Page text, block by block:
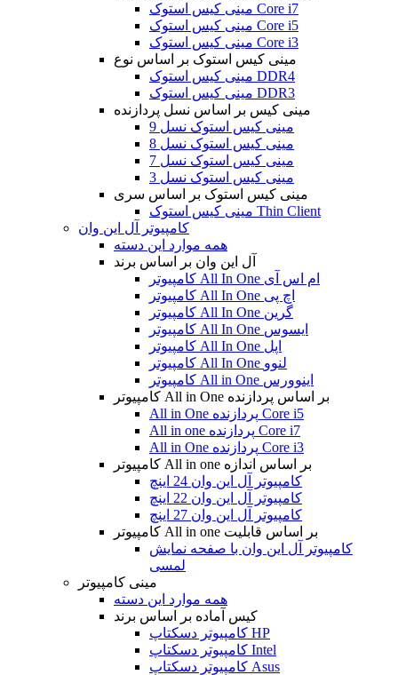
مینی کیس استوک Core i7
مینی کیس استوک Core i5
مینی کیس استوک Core i3
مینی کیس استوک بر اساس نوع
مینی کیس استوک DDR4
مینی کیس استوک DDR3
مینی کیس بر اساس نسل پردازنده
مینی کیس استوک نسل 9
مینی کیس استوک نسل 8
مینی کیس استوک نسل 7
مینی کیس استوک نسل 3
مینی کیس استوک بر اساس سری
مینی کیس استوک Thin Client
کامپیوتر آل این وان
همه موارد این دسته
آل این وان بر اساس برند
کامپیوتر All In One ام اس آی
کامپیوتر All In One اچ پی
کامپیوتر All In One گرین
کامپیوتر All In One ایسوس
کامپیوتر All In One اپل
کامپیوتر All In One لنوو
کامپیوتر All in One اینوورس
کامپیوتر All in One بر اساس پردازنده
All in One پردازنده Core i5
All in one پردازنده Core i7
All in One پردازنده Core i3
کامپیوتر All in one بر اساس اندازه
کامپیوتر آل این وان 24 اینچ
کامپیوتر آل این وان 22 اینچ
کامپیوتر آل این وان 27 اینچ
کامپیوتر All in one بر اساس قابلیت
کامپیوتر آل این وان با صفحه نمایش
لمسی
مینی کامپیوتر
همه موارد این دسته
کیس آماده بر اساس برند
کامپیوتر دسکتاپ HP
کامپیوتر دسکتاپ Intel
کامپیوتر دسکتاپ Asus